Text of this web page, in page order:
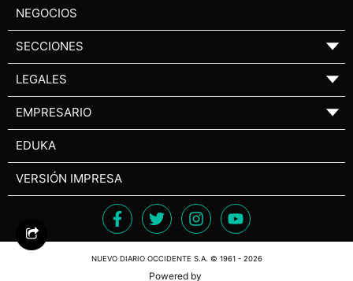
NEGOCIOS
SECCIONES ▼
LEGALES ▼
EMPRESARIO ▼
EDUKA
VERSIÓN IMPRESA
NUEVO DIARIO OCCIDENTE S.A. © 1961 - 2026
Powered by